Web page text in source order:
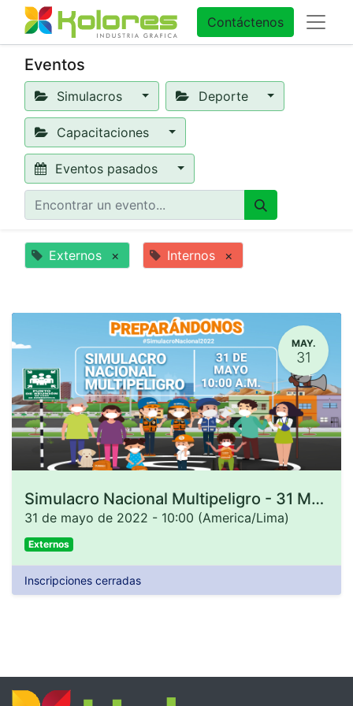
Contáctenos
Eventos
Simulacros Deporte
Capacitaciones
Eventos pasados
Externos × Internos ×
MAY.
31
Simulacro Nacional Multipeligro - 31 Mayo
31 de mayo de 2022 - 10:00 (America/Lima)
Externos
Inscripciones cerradas